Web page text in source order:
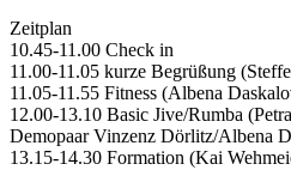
Zeitplan
10.45-11.00 Check in
11.00-11.05 kurze Begrüßung
11.05-11.55 Fitness (Albena
12.00-13.10 Basic Jive/Rumba
Demopaar Vinzenz Dörlitz/Albena
13.15-14.30 Formation (Kai